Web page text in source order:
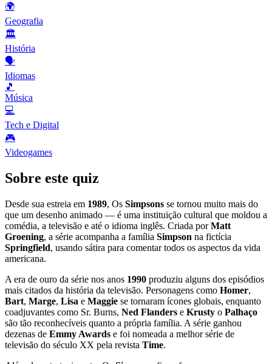
🌍
Geografia
🏛️
História
🗣️
Idiomas
🎵
Música
💻
Tech e Digital
🎮
Videogames
Sobre este quiz
Desde sua estreia em 1989, Os Simpsons se tornou muito mais do
que um desenho animado — é uma instituição cultural que moldou a
comédia, a televisão e até o idioma inglês. Criada porMatt
Groening, a série acompanha a família Simpson na fictícia
Springfield, usando sátira para comentar todos os aspectos da vida
americana.
A era de ouro da série nos anos 1990 produziu alguns dos episódios
mais citados da história da televisão. Personagens como Homer,
Bart, Marge, Lisa e Maggie se tornaram ícones globais, enquanto
coadjuvantes como Sr. Burns, Ned Flanders e Krusty o Palhaço
são tão reconhecíveis quanto a própria família. A série ganhou
dezenas de Emmy Awards e foi nomeada a melhor série de
televisão do século XX pela revista Time.